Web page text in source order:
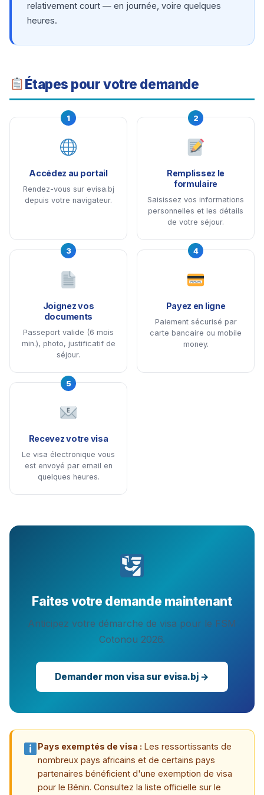
relativement court — en journée, voire quelques
heures.
Étapes pour votre demande
1
Accédez au portail
Rendez-vous sur evisa.bj
depuis votre navigateur.
2
Remplissez le
formulaire
Saisissez vos informations
personnelles et les détails
de votre séjour.
3
Joignez vos
documents
Passeport valide (6 mois
min.), photo, justificatif de
séjour.
4
Payez en ligne
Paiement sécurisé par
carte bancaire ou mobile
money.
5
Recevez votre visa
Le visa électronique vous
est envoyé par email en
quelques heures.
Faites votre demande maintenant
Anticipez votre démarche de visa pour le FSM
Cotonou 2026.
Demander mon visa sur evisa.bj →
Pays exemptés de visa : Les ressortissants de
nombreux pays africains et de certains pays
partenaires bénéficient d'une exemption de visa
pour le Bénin. Consultez la liste officielle sur le